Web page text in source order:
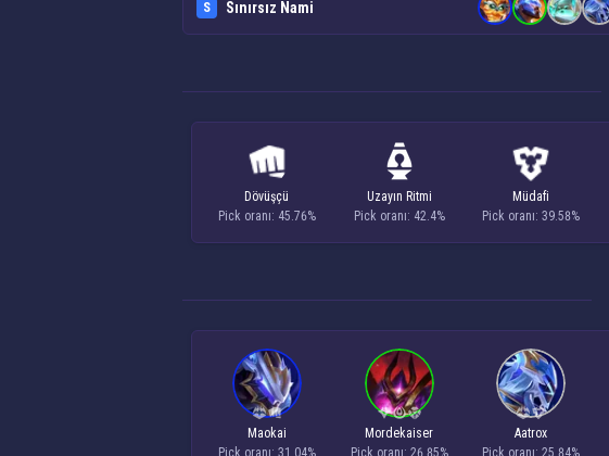
S Sınırsız Nami
Dövüşçü
Pick oranı: 45.76%
Uzayın Ritmi
Pick oranı: 42.4%
Müdafi
Pick oranı: 39.58%
Maokai
Pick oranı: 31.04%
Mordekaiser
Pick oranı: 26.85%
Aatrox
Pick oranı: 25.84%